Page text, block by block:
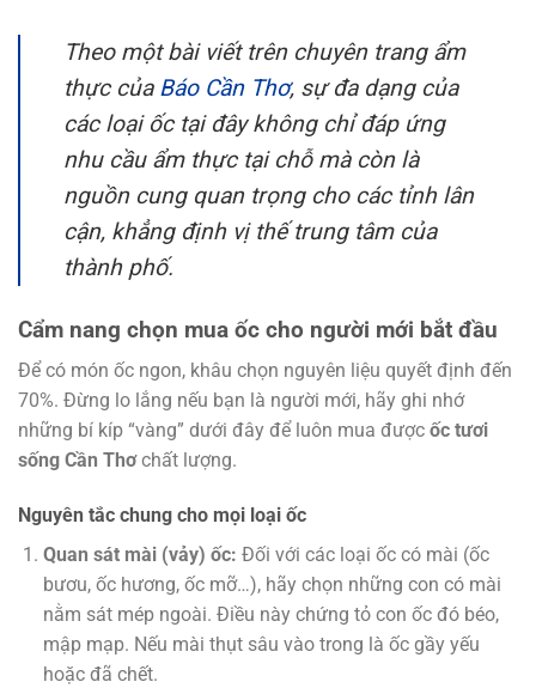
Theo một bài viết trên chuyên trang ẩm
thực của Báo Cần Thơ, sự đa dạng của
các loại ốc tại đây không chỉ đáp ứng
nhu cầu ẩm thực tại chỗ mà còn là
nguồn cung quan trọng cho các tỉnh lân
cận, khẳng định vị thế trung tâm của
thành phố.
Cẩm nang chọn mua ốc cho người mới bắt đầu
Để có món ốc ngon, khâu chọn nguyên liệu quyết định đến
70%. Đừng lo lắng nếu bạn là người mới, hãy ghi nhớ
những bí kíp “vàng” dưới đây để luôn mua được ốc tươi
sống Cần Thơchất lượng.
Nguyên tắc chung cho mọi loại ốc
Quan sát mài (vảy) ốc: Đối với các loại ốc có mài (ốc
bươu, ốc hương, ốc mỡ…), hãy chọn những con có mài
nằm sát mép ngoài. Điều này chứng tỏ con ốc đó béo,
mập mạp. Nếu mài thụt sâu vào trong là ốc gầy yếu
hoặc đã chết.